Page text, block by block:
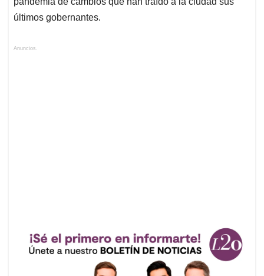
últimos gobernantes.
Anuncios.